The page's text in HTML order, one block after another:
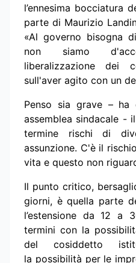
l’ennesima bocciatura
parte di Maurizio
«Al governo bisogna
non siamo
liberalizzazione dei
sull'aver agito con un
Penso sia grave – ha
assemblea sindacale -
termine rischi di
assunzione. C'è il
vita e questo non
Il punto critico,
giorni, è quella parte
l’estensione da 12 a
termini con la
del cosiddetto
la possibilità per le